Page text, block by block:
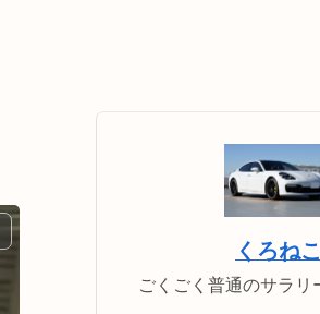
くろねこ
ごくごく普通のサラリ